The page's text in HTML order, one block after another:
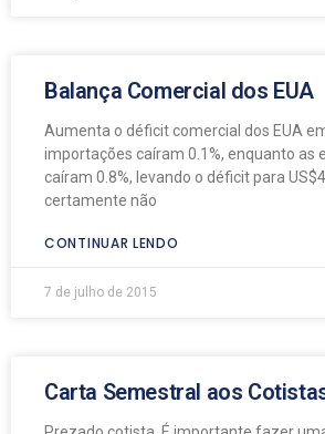
Balança Comercial dos EUA
Aumenta o déficit comercial dos EUA
importações caíram 0.1%, enquanto as
caíram 0.8%, levando o déficit para
certamente não
CONTINUAR LENDO
7 de julho de 2015
Carta Semestral aos